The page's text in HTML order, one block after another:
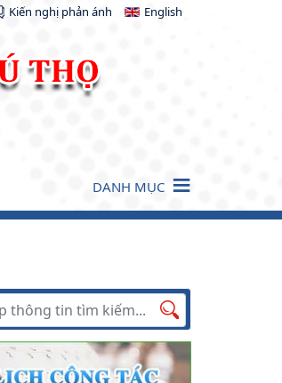
Kiến nghị phản ánh English
DANH MỤC
Tìm
kiếm